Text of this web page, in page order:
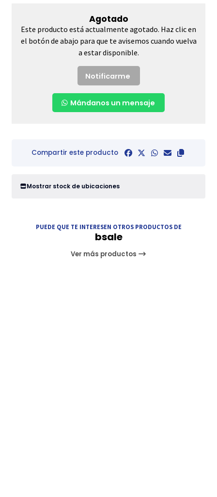
Agotado
Este producto está actualmente agotado. Haz clic en
el botón de abajo para que te avisemos cuando vuelva
a estar disponible.
Notificarme
Mándanos un mensaje
Compartir este producto
Mostrar stock de ubicaciones
PUEDE QUE TE INTERESEN OTROS PRODUCTOS DE
bsale
Ver más productos